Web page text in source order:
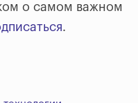
о самом важном
.